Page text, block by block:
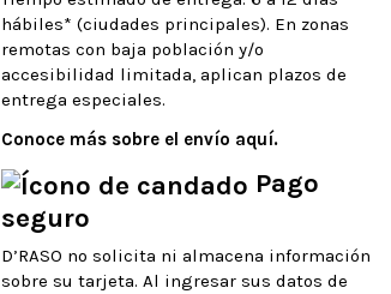
hábiles* (ciudades principales). En zonas
remotas con baja población y/o
accesibilidad limitada, aplican plazos de
entrega especiales.
Conoce más sobre el envío aquí.
Pago
seguro
D’RASO no solicita ni almacena información
sobre su tarjeta. Al ingresar sus datos de